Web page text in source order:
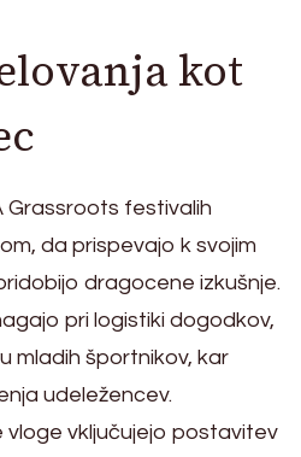
kot
Grassroots festivalih
da prispevajo k svojim
dragocene izkušnje.
pri logistiki dogodkov,
mladih športnikov, kar
udeležencev.
vključujejo postavitev